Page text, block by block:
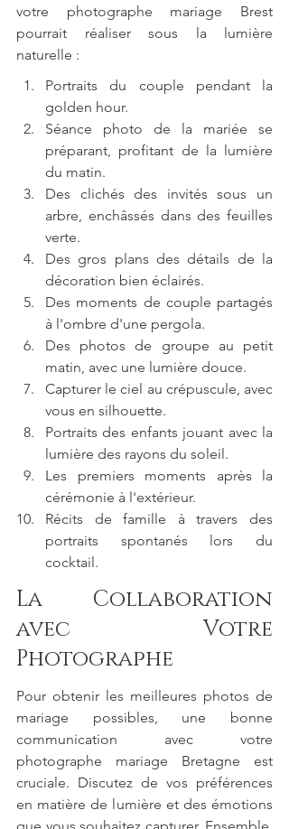
votre photographe mariage Brest
pourrait réaliser sous la lumière
naturelle :
Portraits du couple pendant la
golden hour.
Séance photo de la mariée se
préparant, profitant de la lumière
du matin.
Des clichés des invités sous un
arbre, enchâssés dans des feuilles
verte.
Des gros plans des détails de la
décoration bien éclairés.
Des moments de couple partagés
à l'ombre d'une pergola.
Des photos de groupe au petit
matin, avec une lumière douce.
Capturer le ciel au crépuscule, avec
vous en silhouette.
Portraits des enfants jouant avec la
lumière des rayons du soleil.
Les premiers moments après la
cérémonie à l'extérieur.
Récits de famille à travers des
portraits spontanés lors du
cocktail.
La Collaboration
avec Votre
Photographe
Pour obtenir les meilleures photos de
mariage possibles, une bonne
communication avec votre
photographe mariage Bretagne est
cruciale. Discutez de vos préférences
en matière de lumière et des émotions